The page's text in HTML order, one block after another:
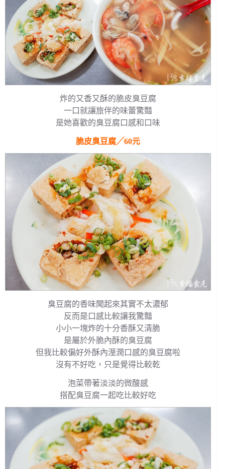
炸的又香又酥的脆皮臭豆腐
一口就讓旅伴的味蕾驚豔
是她喜歡的臭豆腐口感和口味
脆皮臭豆腐╱60元
臭豆腐的香味聞起來其實不太濃郁
反而是口感比較讓我驚豔
小小一塊炸的十分香酥又清脆
是屬於外脆內酥的臭豆腐
但我比較偏好外酥內溼潤口感的臭豆腐啦
沒有不好吃，只是覺得比較乾
泡菜帶著淡淡的微酸感
搭配臭豆腐一起吃比較好吃